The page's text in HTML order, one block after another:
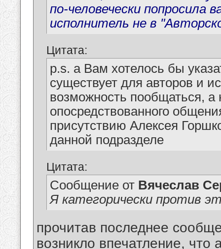
по-человечески попросила
исполнитель не в
Цитата:
p.s. а Вам хотелось бы
существует для авторов и
возможность пообщаться, а
опосредствованного
присутствию Алексея
данной подразделе
Цитата:
Сообщение от Вячеслав
Я категорически против
прочитав последнее
возникло впечатление, что